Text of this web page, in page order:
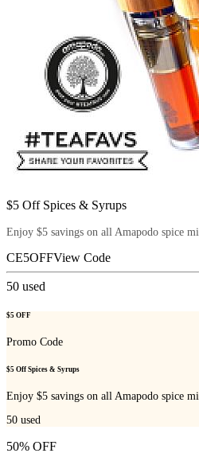
$5 Off Spices & Syrups
Enjoy $5 savings on all Amapodo spice
CE5OFFView Code
50 used
$5 OFF
Promo Code
$5 Off Spices & Syrups
Enjoy $5 savings on all Amapodo spice
50 used
50% OFF